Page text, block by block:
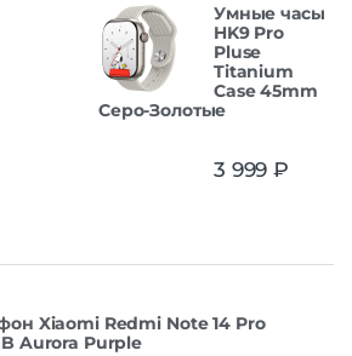
Умные часы
HK9 Pro
Pluse
Titanium
Case 45mm
Серо-Золотые
3 999 ₽
Xiaomi Redmi Note 14 Pro
Aurora Purple